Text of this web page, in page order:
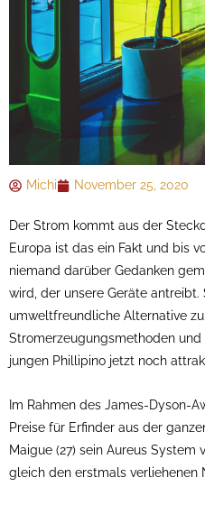
Michi November 25, 2020
Der Strom kommt aus der
Europa ist das ein Fakt und bis
niemand darüber Gedanken
wird, der unsere Geräte antreibt.
umweltfreundliche Alternative
Stromerzeugungsmethoden
jungen Phillipino jetzt noch
Im Rahmen des James-Dyson-
Preise für Erfinder aus der
Maigue (27) sein Aureus
gleich den erstmals verliehenen